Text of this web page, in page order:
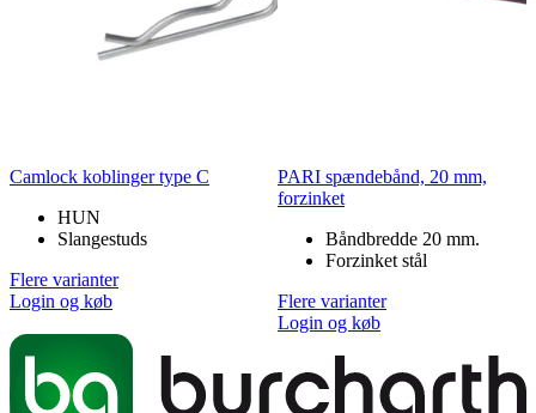
Camlock koblinger type C
HUN
Slangestuds
Flere varianter
Login og køb
PARI spændebånd, 20 mm,
forzinket
Båndbredde 20 mm.
Forzinket stål
Flere varianter
Login og køb